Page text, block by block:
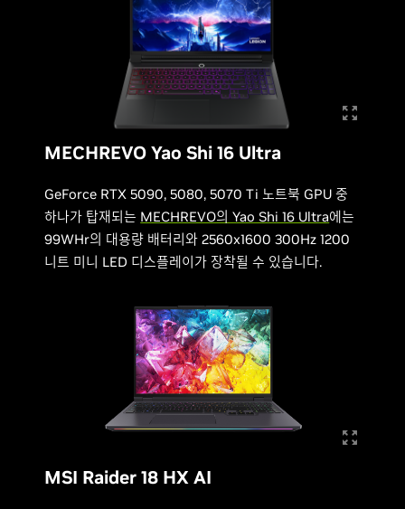
MECHREVO Yao Shi 16 Ultra
GeForce RTX 5090, 5080, 5070 Ti 노트북 GPU 중
하나가 탑재되는 MECHREVO의 Yao Shi 16 Ultra에는
99WHr의 대용량 배터리와 2560x1600 300Hz 1200
니트 미니 LED 디스플레이가 장착될 수 있습니다.
MSI Raider 18 HX AI